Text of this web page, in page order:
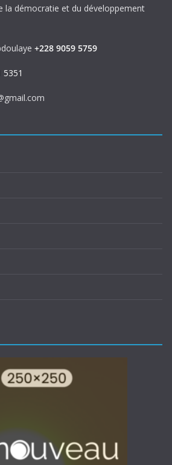
la démocratie et du développement
+228 9059 5759
5351